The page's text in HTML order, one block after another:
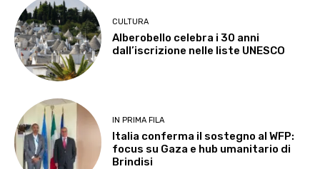
CULTURA
Alberobello celebra i 30 anni
dall’iscrizione nelle liste UNESCO
IN PRIMA FILA
Italia conferma il sostegno al WFP:
focus su Gaza e hub umanitario di
Brindisi